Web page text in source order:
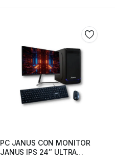
PC JANUS CON MONITOR
JANUS IPS 24″ ULTRA